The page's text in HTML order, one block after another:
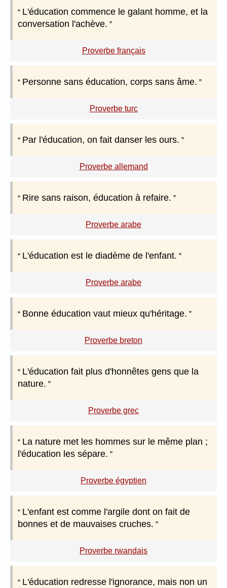
L'éducation commence le galant homme, et la
conversation l'achève.
Proverbe français
Personne sans éducation, corps sans âme.
Proverbe turc
Par l'éducation, on fait danser les ours.
Proverbe allemand
Rire sans raison, éducation à refaire.
Proverbe arabe
L'éducation est le diadème de l'enfant.
Proverbe arabe
Bonne éducation vaut mieux qu'héritage.
Proverbe breton
L'éducation fait plus d'honnêtes gens que la
nature.
Proverbe grec
La nature met les hommes sur le même plan ;
l'éducation les sépare.
Proverbe égyptien
L'enfant est comme l'argile dont on fait de
bonnes et de mauvaises cruches.
Proverbe rwandais
L'éducation redresse l'ignorance, mais non un